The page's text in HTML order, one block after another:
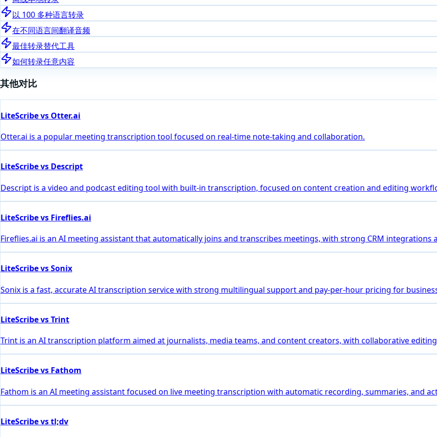
以 100 多种语言转录
在不同语言间翻译音频
最佳转录替代工具
如何转录任意内容
其他对比
LiteScribe vs Otter.ai
Otter.ai is a popular meeting transcription tool focused on real-time note-taking and collaboration.
LiteScribe vs Descript
Descript is a video and podcast editing tool with built-in transcription, focused on content creation and editing
LiteScribe vs Fireflies.ai
Fireflies.ai is an AI meeting assistant that automatically joins and transcribes meetings, with strong CRM
LiteScribe vs Sonix
Sonix is a fast, accurate AI transcription service with strong multilingual support and pay-per-hour pricing for
LiteScribe vs Trint
Trint is an AI transcription platform aimed at journalists, media teams, and content creators, with collaborative
LiteScribe vs Fathom
Fathom is an AI meeting assistant focused on live meeting transcription with automatic recording, summaries, and
LiteScribe vs tl;dv